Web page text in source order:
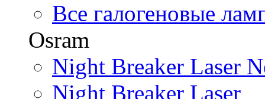
Все галогеновые
Osram
Night Breaker Laser
Night Breaker Laser